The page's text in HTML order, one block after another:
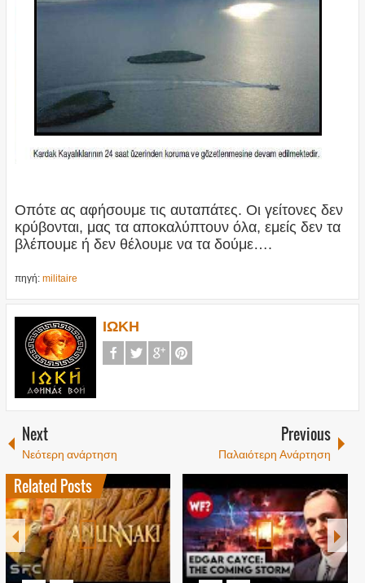
Οπότε ας αφήσουμε τις αυταπάτες. Οι γείτονες δεν
κρύβονται, μας τα αποκαλύπτουν όλα, εμείς δεν τα
βλέπουμε ή δεν θέλουμε να τα δούμε….
πηγή: militaire
ΙΩΚΗ
Next
Νεότερη ανάρτηση
Previous
Παλαιότερη Ανάρτηση
Related Posts